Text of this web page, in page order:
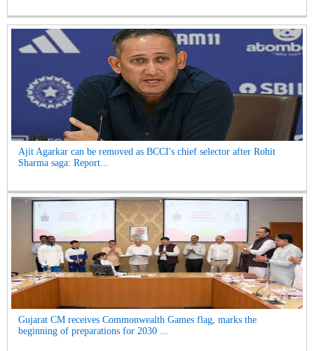
Ajit Agarkar can be removed as BCCI's chief selector after Rohit
Sharma saga: Report...
Gujarat CM receives Commonwealth Games flag, marks the
beginning of preparations for 2030 ...